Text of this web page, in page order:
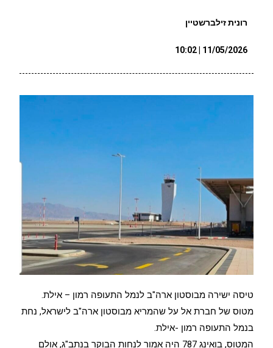
רונית זילברשטיין
11/05/2026 | 10:02
טיסה ישירה מבוסטון ארה"ב לנמל התעופה רמון – אילת.
מטוס של חברת אל על שהמריא מבוסטון ארה"ב לישראל, נחת
בנמל התעופה רמון -אילת.
המטוס, בואינג 787 היה אמור לנחות הבוקר בנתב"ג, אולם